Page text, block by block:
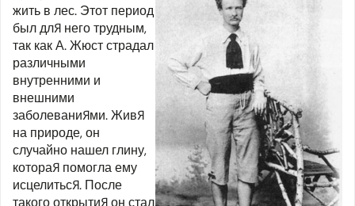
жить в лес. Этот период
был для него трудным,
так как А. Жюст страдал
различными
внутренними и
внешними
заболеваниями. Живя
на природе, он
случайно нашел глину,
которая помогла ему
исцелиться. После
такого открытия он стал